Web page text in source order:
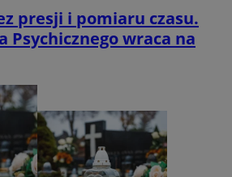
presji i pomiaru czasu.
Psychicznego wraca na